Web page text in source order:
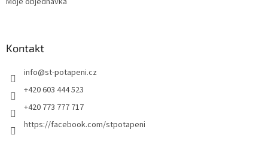
Kontakt
info@st-potapeni.cz
+420 603 444 523
+420 773 777 717
https://facebook.com/stpotapeni